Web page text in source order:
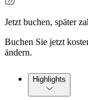
Jetzt buchen, später
Buchen Sie jetzt
ändern.
Highlights